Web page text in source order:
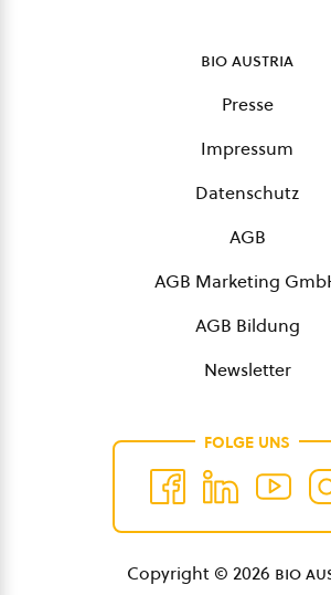
bio austria
Presse
Impressum
Datenschutz
AGB
AGB Marketing
AGB Bildung
Newsletter
FOLGE UNS
Copyright © 2026 bio